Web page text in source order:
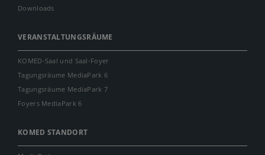
Downloads
VERANSTALTUNGSRÄUME
KOMED-Saal und Saal-Foyer
Tagungsräume MediaPark 6
Tagungsräume MediaPark 7
Foyers MediaPark 6
KOMED STANDORT